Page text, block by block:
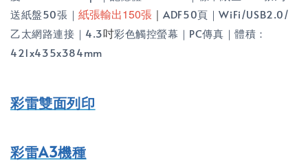
送紙盤50張｜紙張輸出150張 ｜ADF50頁｜WiFi/USB2.0/
乙太網路連接｜4.3吋彩色觸控螢幕｜PC傳真｜體積：
421x435x384mm
彩雷雙面列印
彩雷A3機種